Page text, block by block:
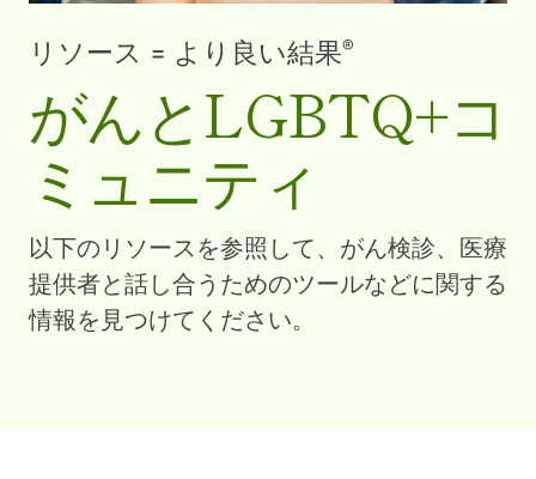
リソース = より良い結果®
がんとLGBTQ+コ
ミュニティ
以下のリソースを参照して、がん検診、医療
提供者と話し合うためのツールなどに関する
情報を見つけてください。